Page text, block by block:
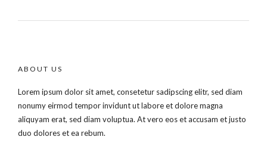
ABOUT US
Lorem ipsum dolor sit amet, consetetur sadipscing elitr, sed diam
nonumy eirmod tempor invidunt ut labore et dolore magna
aliquyam erat, sed diam voluptua. At vero eos et accusam et justo
duo dolores et ea rebum.